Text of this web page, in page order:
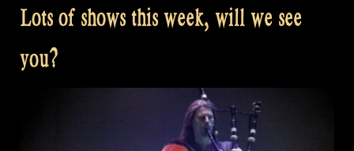
Lots of shows this week, will we see
you?